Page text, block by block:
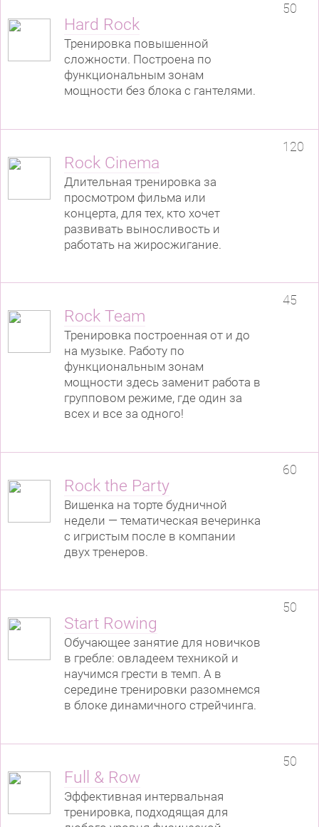
Hard Rock
Тренировка повышенной
сложности. Построена по
функциональным зонам
мощности без блока с гантелями.
50
Rock Cinema
Длительная тренировка за
просмотром фильма или
концерта, для тех, кто хочет
развивать выносливость и
работать на жиросжигание.
120
Rock Team
Тренировка построенная от и до
на музыке. Работу по
функциональным зонам
мощности здесь заменит работа в
групповом режиме, где один за
всех и все за одного!
45
Rock the Party
Вишенка на торте будничной
недели — тематическая вечеринка
с игристым после в компании
двух тренеров.
60
Start Rowing
Обучающее занятие для новичков
в гребле: овладеем техникой и
научимся грести в темп. А в
середине тренировки разомнемся
в блоке динамичного стрейчинга.
50
Full & Row
Эффективная интервальная
тренировка, подходящая для
50